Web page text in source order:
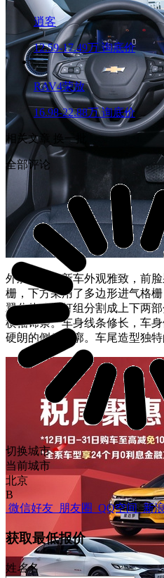
外观方面，新车外观雅致，前
栅，下方采用了多边形进气格
翼分体式大灯组分割成上下两
横幅饰条。车身线条修长，车
硬朗的侧身轮廓。车尾造型独特
逍客
12.59-17.49万 询底价
RAV4荣放
16.98-22.88万 询底价
相关文章 换一批
全部评论
切换城市
当前城市
北京
B
微信好友 朋友圈 QQ空间 新
获取最低报价
姓名名